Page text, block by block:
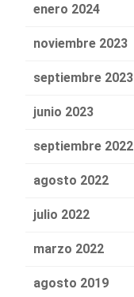
enero 2024
noviembre 2023
septiembre 2023
junio 2023
septiembre 2022
agosto 2022
julio 2022
marzo 2022
agosto 2019